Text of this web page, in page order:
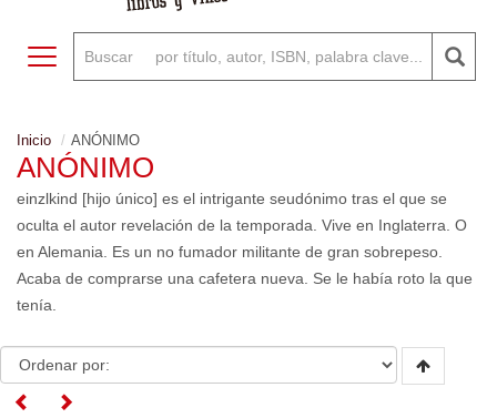
Toggle navigation
Inicio ANÓNIMO
ANÓNIMO
einzlkind [hijo único] es el intrigante seudónimo tras el que se
oculta el autor revelación de la temporada. Vive en Inglaterra. O
en Alemania. Es un no fumador militante de gran sobrepeso.
Acaba de comprarse una cafetera nueva. Se le había roto la que
tenía.